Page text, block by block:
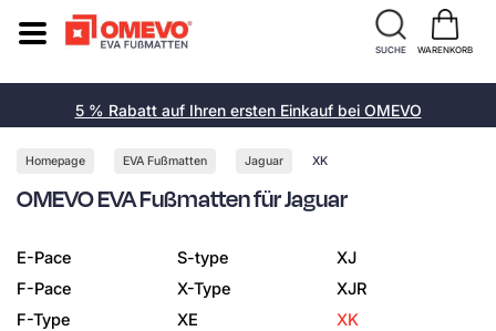
5 % Rabatt auf Ihren ersten Einkauf bei OMEVO
Homepage EVA Fußmatten Jaguar XK
OMEVO EVA Fußmatten für Jaguar
E-Pace
F-Pace
F-Type
S-type
X-Type
XE
XJ
XJR
XK
SUCHE WARENKORB